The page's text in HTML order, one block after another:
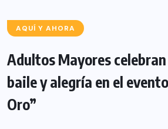
AQUÍ Y AHORA
Adultos Mayores
baile y alegría en el
Oro”